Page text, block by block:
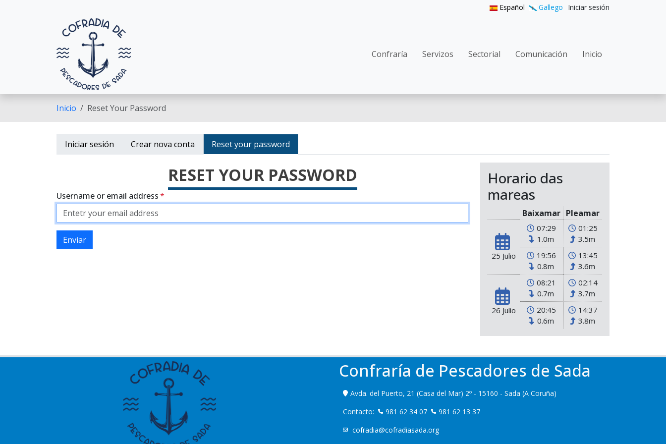
Español Gallego User
Iniciar sesión
Navegación principal
Confraría Servizos Sectorial Comunicación Inicio
Inicio Reset Your Password
Lapelas principais
Iniciar sesión Crear nova conta Reset your password
RESET YOUR PASSWORD
Username or email address
Horario das
mareas
Baixamar Pleamar
25 Julio
07:29
1.0m
01:25
3.5m
19:56
0.8m
13:45
3.6m
26 Julio
08:21
0.7m
02:14
3.7m
20:45
0.6m
14:37
3.8m
Confraría de Pescadores de Sada
Avda. del Puerto, 21 (Casa del Mar) 2º - 15160 - Sada (A Coruña)
Contacto:
981 62 34 07
981 62 13 37
cofradia@cofradiasada.org